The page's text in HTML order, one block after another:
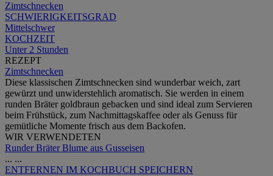
Zimtschnecken
SCHWIERIGKEITSGRAD
Mittelschwer
KOCHZEIT
Unter 2 Stunden
REZEPT
Zimtschnecken
Diese klassischen Zimtschnecken sind wunderbar weich, zart
gewürzt und unwiderstehlich aromatisch. Sie werden in einem
runden Bräter goldbraun gebacken und sind ideal zum Servieren
beim Frühstück, zum Nachmittagskaffee oder als Genuss für
gemütliche Momente frisch aus dem Backofen.
WIR VERWENDETEN
Runder Bräter Blume aus Gusseisen
... ...
ENTFERNEN IM KOCHBUCH SPEICHERN